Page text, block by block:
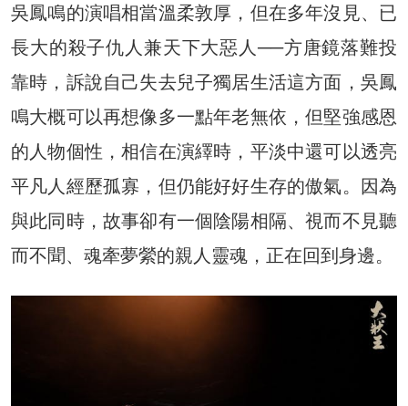
吳鳳鳴的演唱相當溫柔敦厚，但在多年沒見、已
長大的殺子仇人兼天下大惡人──方唐鏡落難投
靠時，訴說自己失去兒子獨居生活這方面，吳鳳
鳴大概可以再想像多一點年老無依，但堅強感恩
的人物個性，相信在演繹時，平淡中還可以透亮
平凡人經歷孤寡，但仍能好好生存的傲氣。因為
與此同時，故事卻有一個陰陽相隔、視而不見聽
而不聞、魂牽夢縈的親人靈魂，正在回到身邊。